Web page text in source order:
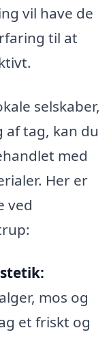
vil have de
til at
selskaber,
tag, kan du
med
Her er
ved
mos og
et friskt og